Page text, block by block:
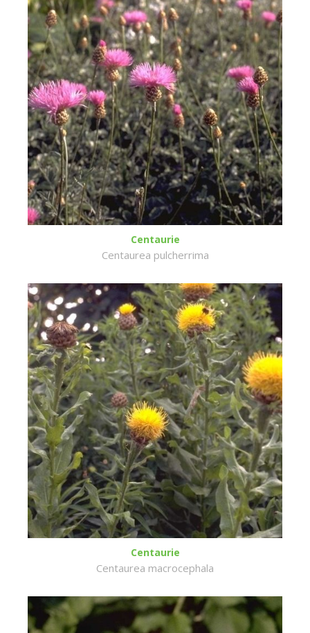
Centaurie
Centaurea pulcherrima
Centaurie
Centaurea macrocephala